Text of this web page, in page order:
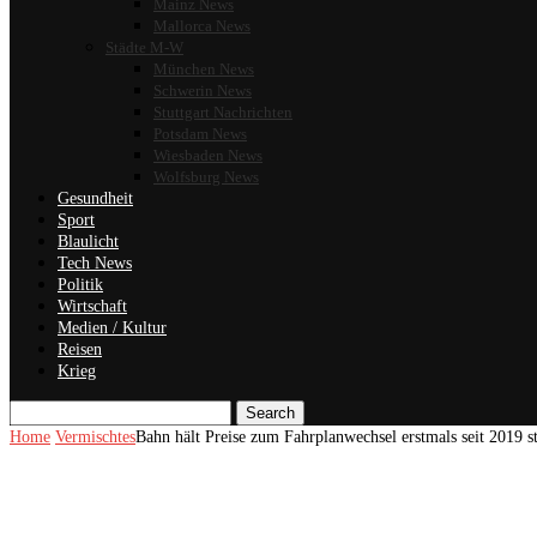
Mainz News
Mallorca News
Städte M-W
München News
Schwerin News
Stuttgart Nachrichten
Potsdam News
Wiesbaden News
Wolfsburg News
Gesundheit
Sport
Blaulicht
Tech News
Politik
Wirtschaft
Medien / Kultur
Reisen
Krieg
Search
Home VermischtesBahn hält Preise zum Fahrplanwechsel erstmals seit 2019